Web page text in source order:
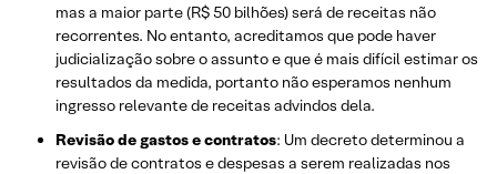
mas a maior parte (R$ 50 bilhões) será de receitas não
recorrentes. No entanto, acreditamos que pode haver
judicialização sobre o assunto e que é mais difícil estimar os
resultados da medida, portanto não esperamos nenhum
ingresso relevante de receitas advindos dela.
Revisão de gastos e contratos: Um decreto determinou a
revisão de contratos e despesas a serem realizadas nos